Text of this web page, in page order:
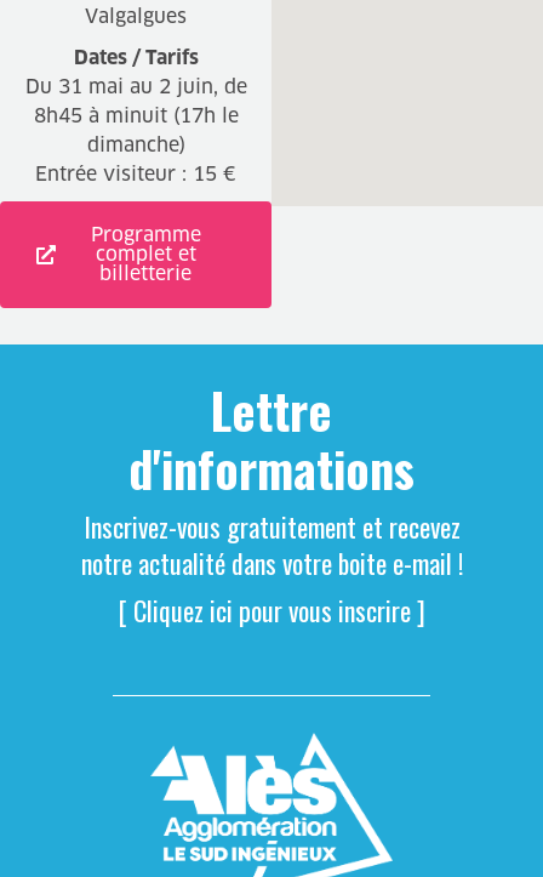
Valgalgues
Dates / Tarifs
Du 31 mai au 2 juin, de
8h45 à minuit (17h le
dimanche)
Entrée visiteur : 15 €
Programme
complet et
billetterie
Lettre
d'informations
Inscrivez-vous gratuitement et recevez
notre actualité dans votre boite e-mail !
[ Cliquez ici pour vous inscrire ]